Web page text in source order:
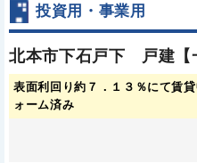
投資用・事業用
北本市下石戸下 戸建【
表面利回り約７．１３％にて賃
ォーム済み